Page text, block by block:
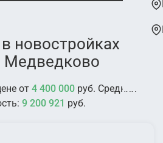
новостройках у
Медведково
от 4 400 000 руб. Средняя
9 200 921 руб.